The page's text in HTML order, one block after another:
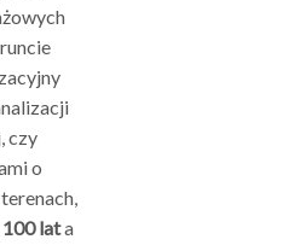
czy
o
100 lata